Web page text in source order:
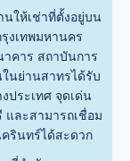
นให้เช่าที่ตั้งอยู่บน
งเทพมหานคร
คาร สถาบันการ
นย่านสาทรได้รับ
ประเทศ จุดเด่น
และสามารถเชื่อม
รินทร์ได้สะดวก